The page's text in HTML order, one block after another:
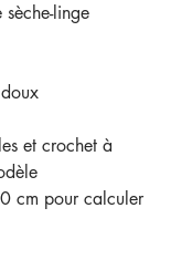
linge
et crochet à
cm pour calculer